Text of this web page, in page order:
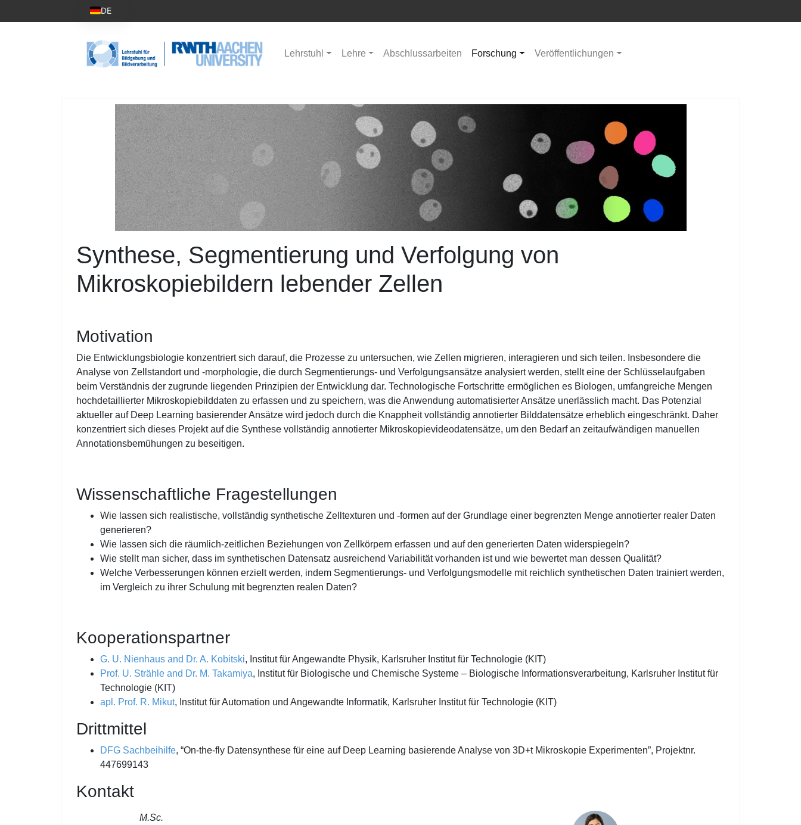
Lehrstuhl Lehre Abschlussarbeiten Forschung Veröffentlichungen
Synthese, Segmentierung und Verfolgung von
Mikroskopiebildern lebender Zellen
Motivation
Die Entwicklungsbiologie konzentriert sich darauf, die Prozesse zu untersuchen, wie Zellen migrieren, interagieren und sich teilen. Insbesondere die
Analyse von Zellstandort und -morphologie, die durch Segmentierungs- und Verfolgungsansätze analysiert werden, stellt eine der Schlüsselaufgaben
beim Verständnis der zugrunde liegenden Prinzipien der Entwicklung dar. Technologische Fortschritte ermöglichen es Biologen, umfangreiche Mengen
hochdetaillierter Mikroskopiebilddaten zu erfassen und zu speichern, was die Anwendung automatisierter Ansätze unerlässlich macht. Das Potenzial
aktueller auf Deep Learning basierender Ansätze wird jedoch durch die Knappheit vollständig annotierter Bilddatensätze erheblich eingeschränkt. Daher
konzentriert sich dieses Projekt auf die Synthese vollständig annotierter Mikroskopievideodatensätze, um den Bedarf an zeitaufwändigen manuellen
Annotationsbemühungen zu beseitigen.
Wissenschaftliche Fragestellungen
Wie lassen sich realistische, vollständig synthetische Zelltexturen und -formen auf der Grundlage einer begrenzten Menge annotierter realer Daten
generieren?
Wie lassen sich die räumlich-zeitlichen Beziehungen von Zellkörpern erfassen und auf den generierten Daten widerspiegeln?
Wie stellt man sicher, dass im synthetischen Datensatz ausreichend Variabilität vorhanden ist und wie bewertet man dessen Qualität?
Welche Verbesserungen können erzielt werden, indem Segmentierungs- und Verfolgungsmodelle mit reichlich synthetischen Daten trainiert werden,
im Vergleich zu ihrer Schulung mit begrenzten realen Daten?
Kooperationspartner
G. U. Nienhaus and Dr. A. Kobitski, Institut für Angewandte Physik, Karlsruher Institut für Technologie (KIT)
Prof. U. Strähle and Dr. M. Takamiya, Institut für Biologische und Chemische Systeme – Biologische Informationsverarbeitung, Karlsruher Institut für
Technologie (KIT)
apl. Prof. R. Mikut, Institut für Automation und Angewandte Informatik, Karlsruher Institut für Technologie (KIT)
Drittmittel
DFG Sachbeihilfe, “On-the-fly Datensynthese für eine auf Deep Learning basierende Analyse von 3D+t Mikroskopie Experimenten”, Projektnr.
447699143
Kontakt
M.Sc.
DE